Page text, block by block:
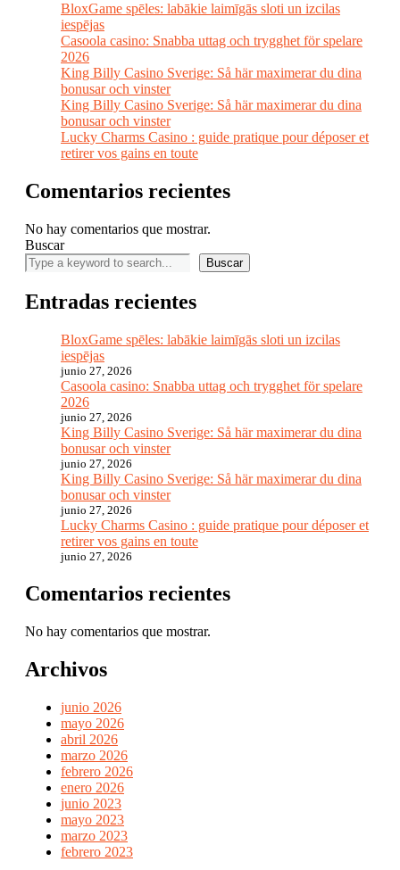
BloxGame spēles: labākie laimīgās sloti un izcilas
iespējas
Casoola casino: Snabba uttag och trygghet för spelare
2026
King Billy Casino Sverige: Så här maximerar du dina
bonusar och vinster
King Billy Casino Sverige: Så här maximerar du dina
bonusar och vinster
Lucky Charms Casino : guide pratique pour déposer et
retirer vos gains en toute
Comentarios recientes
No hay comentarios que mostrar.
Buscar
Buscar
Entradas recientes
BloxGame spēles: labākie laimīgās sloti un izcilas
iespējas
junio 27, 2026
Casoola casino: Snabba uttag och trygghet för spelare
2026
junio 27, 2026
King Billy Casino Sverige: Så här maximerar du dina
bonusar och vinster
junio 27, 2026
King Billy Casino Sverige: Så här maximerar du dina
bonusar och vinster
junio 27, 2026
Lucky Charms Casino : guide pratique pour déposer et
retirer vos gains en toute
junio 27, 2026
Comentarios recientes
No hay comentarios que mostrar.
Archivos
junio 2026
mayo 2026
abril 2026
marzo 2026
febrero 2026
enero 2026
junio 2023
mayo 2023
marzo 2023
febrero 2023